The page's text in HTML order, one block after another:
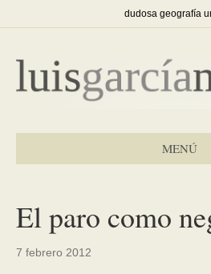
dudosa geografía
MENÚ
El paro como
7 febrero 2012